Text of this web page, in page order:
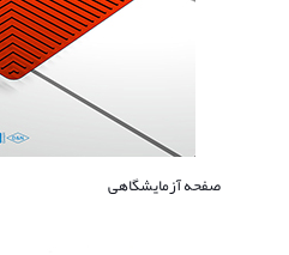
صفحه آزمایشگاهی